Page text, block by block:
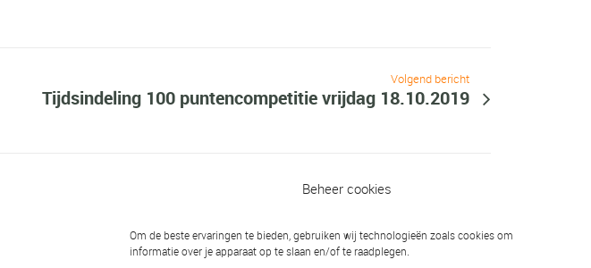
Beheer cookies
Om de beste ervaringen te bieden, gebruiken wij technologieën zoals cookies om
informatie over je apparaat op te slaan en/of te raadplegen.
Volgend bericht
Tijdsindeling 100 puntencompetitie vrijdag 18.10.2019